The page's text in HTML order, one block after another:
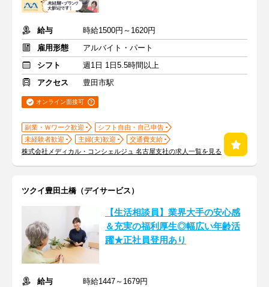
給与
時給1500円～1620円
雇用形態
アルバイト・パート
シフト
週1日 1日5.5時間以上
アクセス
豊田市駅
オンライン面接可
副業・Ｗワーク歓迎
シフト自由・自己申告
未経験者歓迎
主婦(夫)歓迎
交通費支給
株式会社メディカル・コンシェルジュ 名古屋支社の求人一覧を見る
ツクイ豊田土橋（デイサービス）
【生活相談員】業界大手の安心感
＆充実の福利厚生◎幅広い年齢活
躍★正社員登用あり
給与
時給1447～1679円